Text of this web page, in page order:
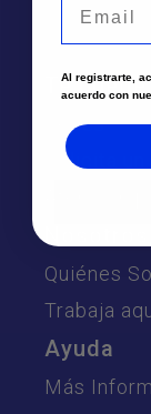
Te
Sedes
Solicita
Atención
Nosotros
Quiénes
Trabaja
Ayuda
Más
Al registrarte,
acuerdo con